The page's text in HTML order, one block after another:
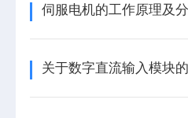
伺服电机的工作原理及